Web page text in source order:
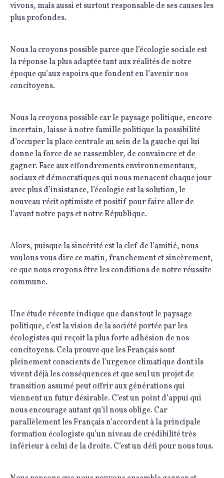
vivons, mais aussi et surtout responsable de ses causes les
plus profondes.
Nous la croyons possible parce que l’écologie sociale est
la réponse la plus adaptée tant aux réalités de notre
époque qu’aux espoirs que fondent en l’avenir nos
concitoyens.
Nous la croyons possible car le paysage politique, encore
incertain, laisse à notre famille politique la possibilité
d’occuper la place centrale au sein de la gauche qui lui
donne la force de se rassembler, de convaincre et de
gagner. Face aux effondrements environnementaux,
sociaux et démocratiques qui nous menacent chaque jour
avec plus d’insistance, l’écologie est la solution, le
nouveau récit optimiste et positif pour faire aller de
l’avant notre pays et notre République.
Alors, puisque la sincérité est la clef de l’amitié, nous
voulons vous dire ce matin, franchement et sincèrement,
ce que nous croyons être les conditions de notre réussite
commune.
Une étude récente indique que dans tout le paysage
politique, c’est la vision de la société portée par les
écologistes qui reçoit la plus forte adhésion de nos
concitoyens. Cela prouve que les Français sont
pleinement conscients de l’urgence climatique dont ils
vivent déjà les conséquences et que seul un projet de
transition assumé peut offrir aux générations qui
viennent un futur désirable. C’est un point d’appui qui
nous encourage autant qu’il nous oblige. Car
parallèlement les Français n’accordent à la principale
formation écologiste qu’un niveau de crédibilité très
inférieur à celui de la droite. C’est un défi pour nous tous.